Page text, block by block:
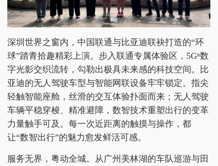
深圳世界之窗内，中国联通与比亚迪联袂打造的“环
球”踏青拾趣精彩上演。步入联通专属体验区，5Gⁿ数
字光影交织流转，勾勒出极具未来感的科技空间。比
亚迪的无人驾驶车型与智能网联设备牢牢锁定。指尖
轻触智能座舱，丝滑的交互体验扑面而来；无人驾驶
车辆平稳穿梭、精准避障，数智技术重塑出行的变革
力量触手可及。每一次近距离的触摸与操作，都
让“数智出行”的魅力愈发鲜活可感。
服务无界，粤动全城。从广州美林湖的车队巡游与田